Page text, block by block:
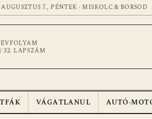
AUGUSZTUS 7., PÉNTEK · MISKOLC & BORSOD
32. LAPSZÁM
VÁGATLANUL AUTÓ-